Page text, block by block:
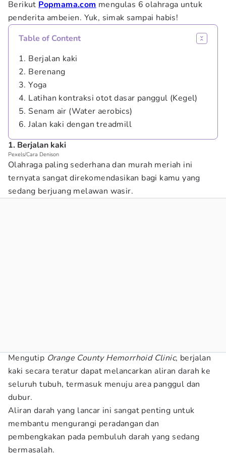
Berikut Popmama.com mengulas 6 olahraga untuk
penderita ambeien. Yuk, simak sampai habis!
Table of Content
1. Berjalan kaki
2. Berenang
3. Yoga
4. Latihan kontraksi otot dasar panggul (Kegel)
5. Senam air (Water aerobics)
6. Jalan kaki dengan treadmill
1. Berjalan kaki
Pexels/Cara Denison
Olahraga paling sederhana dan murah meriah ini
ternyata sangat direkomendasikan bagi kamu yang
sedang berjuang melawan wasir.
Mengutip Orange County Hemorrhoid Clinic, berjalan
kaki secara teratur dapat melancarkan aliran darah ke
seluruh tubuh, termasuk menuju area panggul dan
dubur.
Aliran darah yang lancar ini sangat penting untuk
membantu mengurangi peradangan dan
pembengkakan pada pembuluh darah yang sedang
bermasalah.